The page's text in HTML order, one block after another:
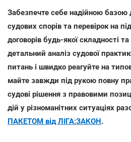
Забезпечте себе надійною базою
судових спорів та перевірок на
договорів будь-якої складності
детальний аналіз судової
питань і швидко реагуйте на
майте завжди під рукою повну
судові рішення з правовими
дій у різноманітних ситуаціях
ПАКЕТОМ від ЛІГА:ЗАКОН.